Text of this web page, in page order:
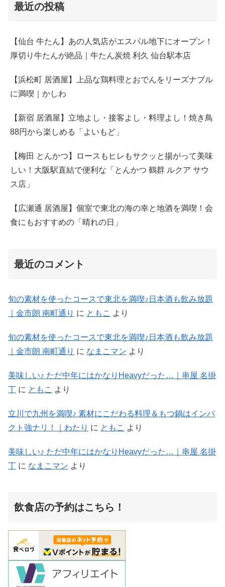
最近の投稿
【仙台 牛たん】あの人気店がエスパル地下にオープン！
厚切り牛たんが絶品｜牛たん炭焼 利久 仙台駅本店
【浜松町 居酒屋】上品な鶏料理とおでんをリーズナブル
に満喫｜かしわ
【新宿 居酒屋】立地よし・接客よし・料理よし！焼き鳥
88円から楽しめる「よいもど」
【梅田 とんかつ】ロースもヒレもサクッと揚がって美味
しい！大阪駅直結で便利な「とんかつ 鶴群 ルクア サウ
ス店」
【広瀬通 居酒屋】個室で東北の海の幸と地酒を満喫！会
食にもおすすめの「晴れの日」
最近のコメント
旬の素材を使ったコースで東北を満喫♪日本酒も飲み放題
｜金市朗 南町通り に ともこ より
旬の素材を使ったコースで東北を満喫♪日本酒も飲み放題
｜金市朗 南町通り に なまこマン より
美味しい♪ ただ中年にはかなりHeavyだった…｜串屋 名掛
丁 に ともこ より
立川で九州を満喫♪ 素材にこだわる料理＆もつ鍋はインパ
クト強ナリ！｜わたり に ともこ より
美味しい♪ ただ中年にはかなりHeavyだった…｜串屋 名掛
丁 に なまこマン より
飲食店の予約はこちら！